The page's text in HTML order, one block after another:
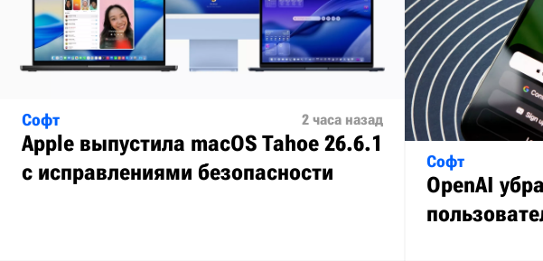
Софт 2 часа назад
Apple выпустила macOS Tahoe 26.6.1
с исправлениями безопасности
Софт
OpenAI